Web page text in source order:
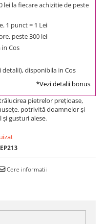
lei la fiecare achizitie de peste
1 punct = 1 Lei
peste 300 lei
Cos
disponibila in Cos
*Vezi detalii bonus
pietrelor preţioase,
potrivită doamnelor şi
gusturi alese.
Cere informatii